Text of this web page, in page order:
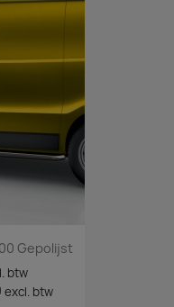
Gepolijst
btw
excl. btw